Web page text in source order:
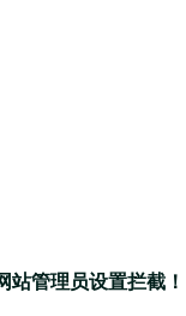
管理员设置拦截！